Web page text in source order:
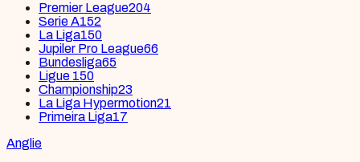
Premier League204
Serie A152
La Liga150
Jupiler Pro League66
Bundesliga65
Ligue 150
Championship23
La Liga Hypermotion21
Primeira Liga17
Anglie